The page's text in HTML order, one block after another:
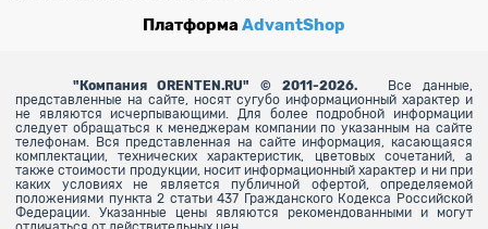
ПлатформаAdvantShop
" Компания ORENTEN.RU" © 2011-2026.
Все данные,
представленные на сайте, носят сугубо информационный характер и
не являются исчерпывающими. Для более подробной информации
следует обращаться к менеджерам компании по указанным на сайте
телефонам. Вся представленная на сайте информация, касающаяся
комплектации, технических характеристик, цветовых сочетаний, а
также стоимости продукции, носит информационный характер и ни при
каких условиях не является публичной офертой, определяемой
положениями пункта 2 статьи 437 Гражданского Кодекса Российской
Федерации. Указанные цены являются рекомендованными и могут